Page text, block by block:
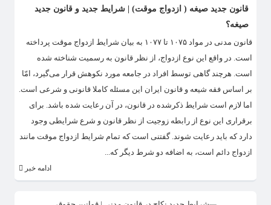
قانون جدید صیغه ( ازدواج موقت) | شرایط جدید و قانون جدید
صیغه؟
قانون مدنی در مواد ۱۰۷۵ تا ۱۰۷۷ به بیان شرایط ازدواج موقت پرداخته
است. در واقع این نوع ازدواج، از نظر قانون به رسمیت شناخته شده
است. هرچند گاهی توسط افراد در جامعه مورد نکوهش قرار می‌گیرد، امّا
بر اساس فقه شیعه و قانون ایران این مسئله کاملا قانونی و شرعی است.
اما لازم است شرایط ذکرشده در قانون، در آن رعایت شده باشد. برای
برقراری این نوع از رابطه زوجیت از نظر قانون و شرع شرایطی وجود
دارد که باید رعایت شوند. گفتنی است که تمام شرایط ازدواج موقت مانند
ازدواج دائم است، به اضافه دو شرط دیگر که...
ادامه خبر